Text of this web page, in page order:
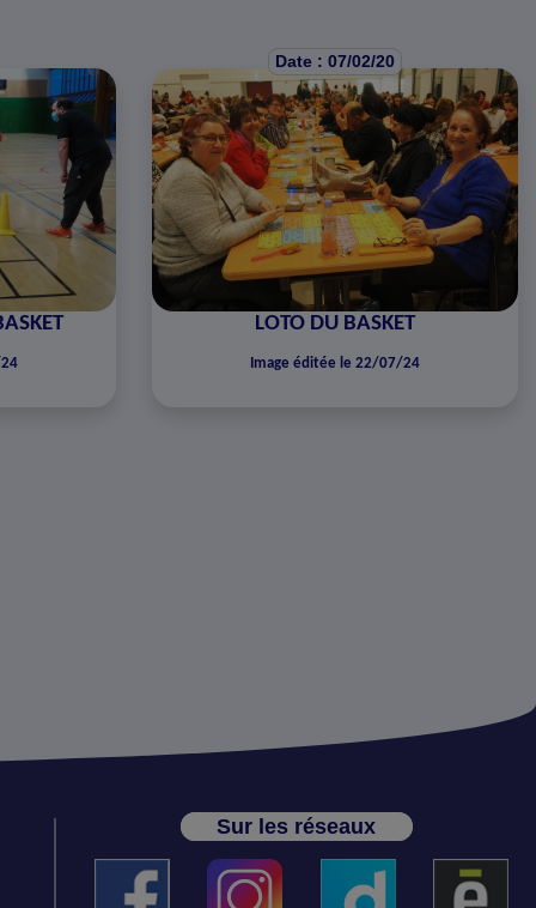
Date : 07/02/20
LOTO DU BASKET
Image éditée le 22/07/24
Sur les réseaux